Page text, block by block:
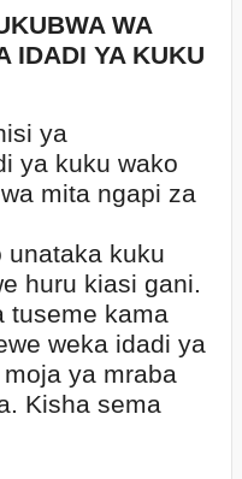
WA
IDADI YA KUKU
ya
ya kuku wako
mita ngapi za
unataka kuku
huru kiasi gani.
tuseme kama
weka idadi ya
ya mraba
Kisha sema